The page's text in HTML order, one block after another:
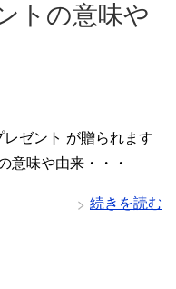
トの意味や
ゼント が贈られます
意味や由来・・・
続きを読む